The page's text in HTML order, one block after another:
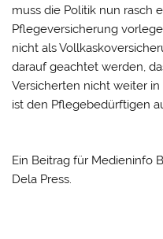
muss die Politik nun rasch
Pflegeversicherung
nicht als
darauf geachtet werden,
Versicherten nicht weiter
ist den Pflegebedürftigen
Ein Beitrag für Medieninfo
Dela Press.